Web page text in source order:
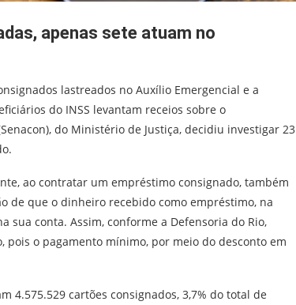
apenas sete atuam no
lastreados no Auxílio Emergencial e a
do INSS levantam receios sobre o
do Ministério de Justiça, decidiu investigar 23
ao contratar um empréstimo consignado, também
de que o dinheiro recebido como empréstimo, na
sua conta. Assim, conforme a Defensoria do Rio,
o pagamento mínimo, por meio do desconto em
4.575.529 cartões consignados, 3,7% do total de